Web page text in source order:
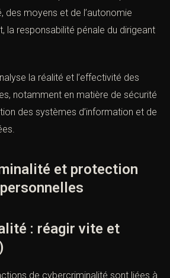
la question de la
est centrale. Une délégation
conditions strictes,
que la délégation soitprécise
à une personne
Àdéfaut, la responsabilité
engagée.
notamment en matière de
de gestion des systèmes